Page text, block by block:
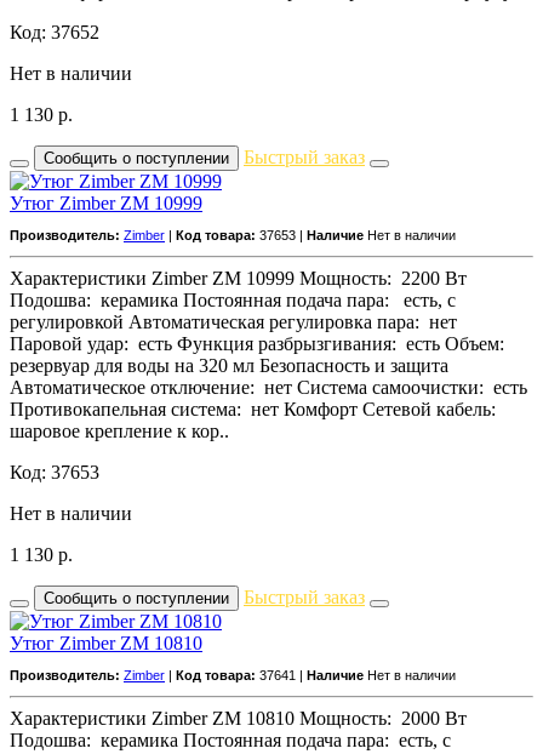
Код: 37652
Нет в наличии
1 130 р.
Сообщить о поступлении Быстрый заказ
Утюг Zimber ZM 10999
Производитель: Zimber Код товара: 37653 | Наличие Нет в наличии
Характеристики Zimber ZM 10999 Мощность: 2200 Вт
Подошва: керамика Постоянная подача пара: есть, с
регулировкой Автоматическая регулировка пара: нет
Паровой удар: есть Функция разбрызгивания: есть Объем:
резервуар для воды на 320 мл Безопасность и защита
Автоматическое отключение: нет Система самоочистки: есть
Противокапельная система: нет Комфорт Сетевой кабель:
шаровое крепление к кор..
Код: 37653
Нет в наличии
1 130 р.
Сообщить о поступлении Быстрый заказ
Утюг Zimber ZM 10810
Производитель: Zimber Код товара: 37641 | Наличие Нет в наличии
Характеристики Zimber ZM 10810 Мощность: 2000 Вт
Подошва: керамика Постоянная подача пара: есть, с